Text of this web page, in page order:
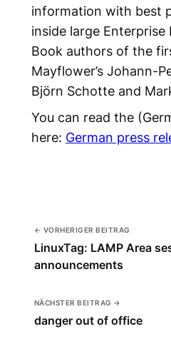
information with best
inside large Enterprise
Book authors of the
Mayflower’s Johann-
Björn Schotte and
You can read the
here: German press
← VORHERIGER BEITRAG
LinuxTag: LAMP Area
announcements
NÄCHSTER BEITRAG →
danger out of office